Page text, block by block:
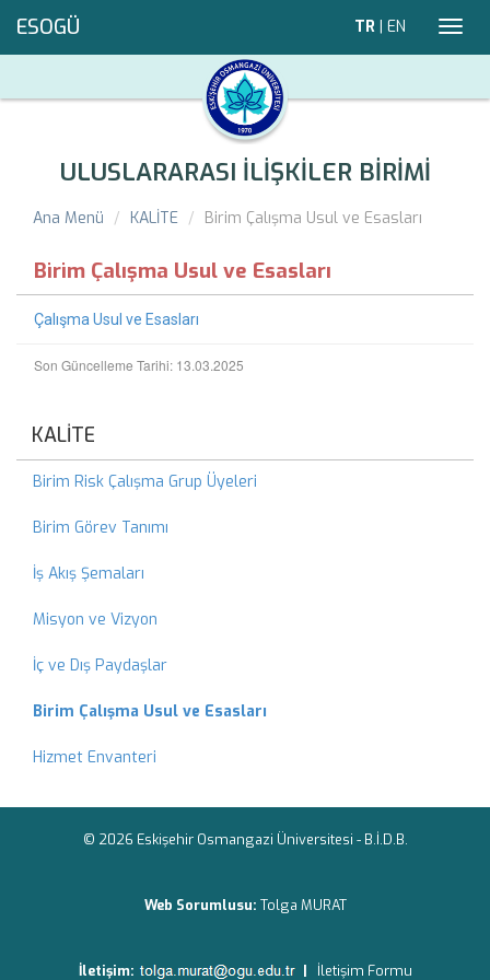
ESOGÜ TR | EN
ULUSLARARASI İLİŞKİLER BİRİMİ
Ana Menü KALİTE Birim Çalışma Usul ve Esasları
Birim Çalışma Usul ve Esasları
Çalışma Usul ve Esasları
Son Güncelleme Tarihi: 13.03.2025
KALİTE
Birim Risk Çalışma Grup Üyeleri
Birim Görev Tanımı
İş Akış Şemaları
Misyon ve Vizyon
İç ve Dış Paydaşlar
Birim Çalışma Usul ve Esasları
Hizmet Envanteri
© 2026 Eskişehir Osmangazi Üniversitesi - B.İ.D.B.
Web Sorumlusu: Tolga MURAT
İletişim: | İletişim Formu